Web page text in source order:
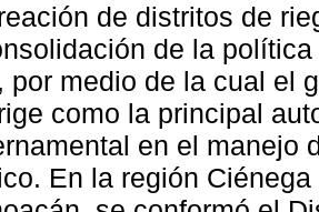
de distritos de
de la
por medio de la cual el
como la principal
en el manejo
En la región